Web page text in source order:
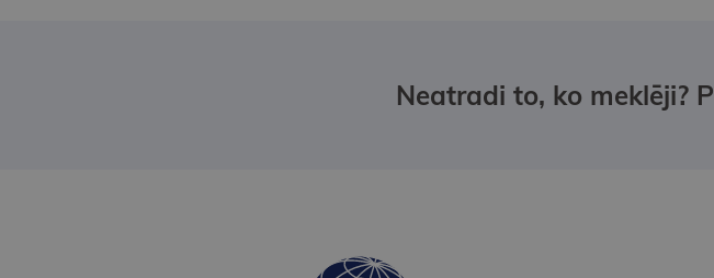
Neatradi to, ko meklēji?